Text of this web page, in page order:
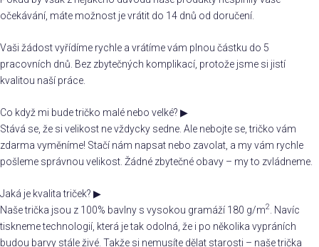
očekávání, máte možnost je vrátit do 14 dnů od doručení.
Vaši žádost vyřídíme rychle a vrátíme vám plnou částku do 5
pracovních dnů. Bez zbytečných komplikací, protože jsme si jistí
kvalitou naší práce.
Co když mi bude tričko malé nebo velké? ▶
Stává se, že si velikost ne vždycky sedne. Ale nebojte se, tričko vám
zdarma vyměníme! Stačí nám napsat nebo zavolat, a my vám rychle
pošleme správnou velikost. Žádné zbytečné obavy – my to zvládneme.
Jaká je kvalita triček? ▶
Naše trička jsou z 100% bavlny s vysokou gramáží 180 g/m2
. Navíc
tiskneme technologií, která je tak odolná, že i po několika vypráních
budou barvy stále živé. Takže si nemusíte dělat starosti – naše trička